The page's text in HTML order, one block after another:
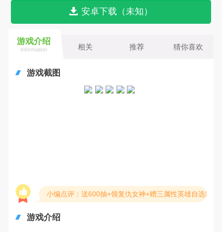
安卓下载（未知）
游戏介绍
Information 相关 推荐 猜你喜欢
游戏截图
小编点评：送600抽+领复仇女神+赠三属性英雄自选箱
游戏介绍